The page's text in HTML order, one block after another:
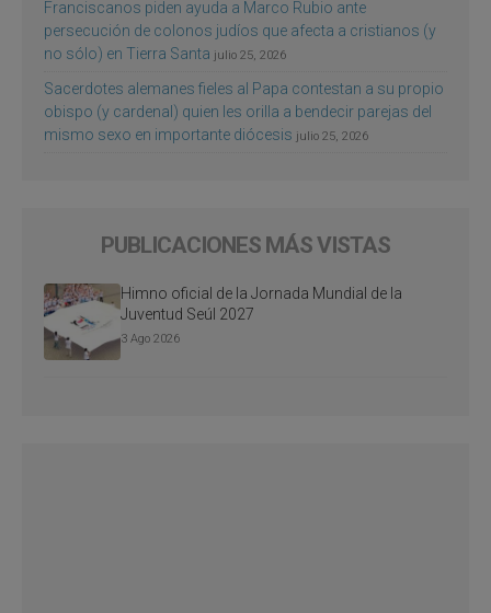
Franciscanos piden ayuda a Marco Rubio ante
persecución de colonos judíos que afecta a cristianos (y
no sólo) en Tierra Santa julio 25, 2026
Sacerdotes alemanes fieles al Papa contestan a su propio
obispo (y cardenal) quien les orilla a bendecir parejas del
mismo sexo en importante diócesis julio 25, 2026
PUBLICACIONES MÁS VISTAS
Himno oficial de la Jornada Mundial de la
Juventud Seúl 2027
3 Ago 2026